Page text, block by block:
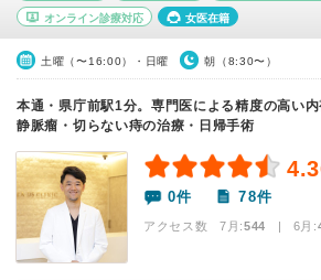
オンライン診療対応 女医在籍
土曜（〜16:00）・日曜 朝（8:30〜）
本通・県庁前駅1分。専門医による精度の高い
静脈瘤・切らない痔の治療・日帰手術
0件 78件
アクセス数 7月:544 | 6月: